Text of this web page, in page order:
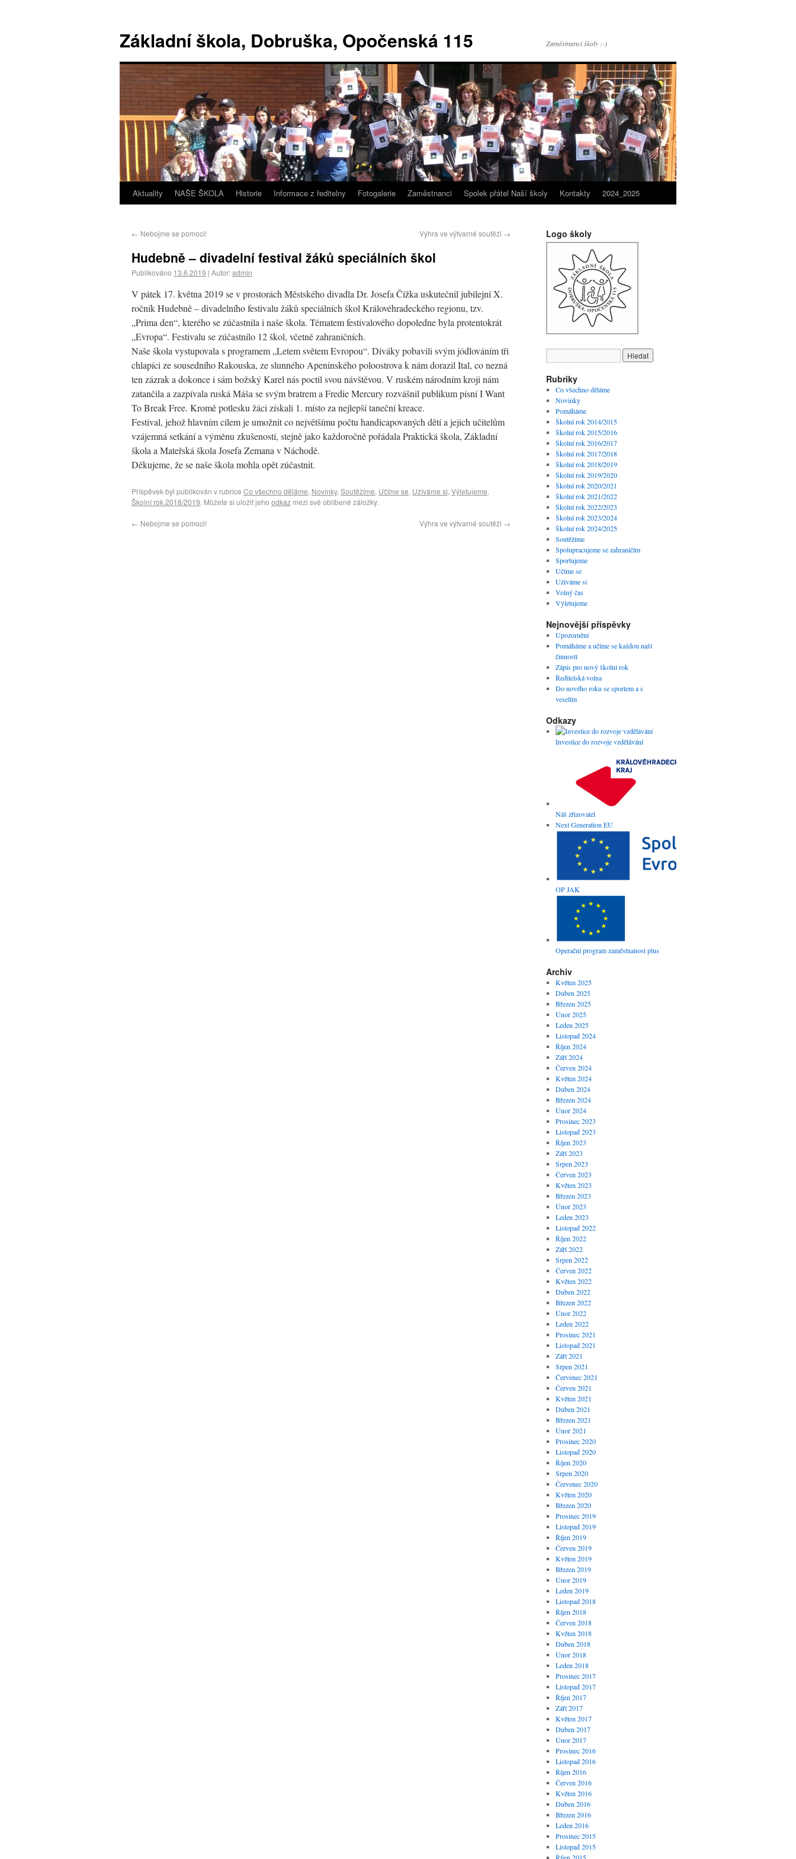
Základní škola, Dobruška, Opočenská 115 Zaměstnanci školy :-)
Aktuality NAŠE ŠKOLA Historie Informace z ředitelny Fotogalerie Zaměstnanci Spolek přátel Naší školy Kontakty 2024_2025
← Nebojme se pomoci! Výhra ve výtvarné soutěži →
Hudebně – divadelní festival žáků speciálních škol
Publikováno 13.6.2019 | Autor:admin
V pátek 17. května 2019 se v prostorách Městského divadla Dr. Josefa Čížka uskutečnil jubilejní X.
ročník Hudebně – divadelního festivalu žáků speciálních škol Královéhradeckého regionu, tzv.
„Prima den“, kterého se zúčastnila i naše škola. Tématem festivalového dopoledne byla protentokrát
„Evropa“. Festivalu se zúčastnilo 12 škol, včetně zahraničních.
Naše škola vystupovala s programem „Letem světem Evropou“. Diváky pobavili svým jódlováním tři
chlapíci ze sousedního Rakouska, ze slunného Apeninského poloostrova k nám dorazil Ital, co nezná
ten zázrak a dokonce i sám božský Karel nás poctil svou návštěvou. V ruském národním kroji nám
zatančila a zazpívala ruská Máša se svým bratrem a Fredie Mercury rozvášnil publikum písní I Want
To Break Free. Kromě potlesku žáci získali 1. místo za nejlepší taneční kreace.
Festival, jehož hlavním cílem je umožnit co největšímu počtu handicapovaných dětí a jejich učitelům
vzájemná setkání a výměnu zkušeností, stejně jako každoročně pořádala Praktická škola, Základní
škola a Mateřská škola Josefa Zemana v Náchodě.
Děkujeme, že se naše škola mohla opět zúčastnit.
Příspěvek byl publikován v rubrice Co všechno děláme, Novinky, Soutěžíme, Učíme se, Užíváme si, Výletujeme,
Školní rok 2018/2019. Můžete si uložit jeho odkaz mezi své oblíbené záložky.
← Nebojme se pomoci! Výhra ve výtvarné soutěži →
Logo školy
Rubriky
Co všechno děláme
Novinky
Pomáháme
Školní rok 2014/2015
Školní rok 2015/2016
Školní rok 2016/2017
Školní rok 2017/2018
Školní rok 2018/2019
Školní rok 2019/2020
Školní rok 2020/2021
Školní rok 2021/2022
Školní rok 2022/2023
Školní rok 2023/2024
Školní rok 2024/2025
Soutěžíme
Spolupracujeme se zahraničím
Sportujeme
Učíme se
Užíváme si
Volný čas
Výletujeme
Nejnovější příspěvky
Upozornění
Pomáháme a učíme se každou naší
činností
Zápis pro nový školní rok
Ředitelská volna
Do nového roku se sportem a s
veselím
Odkazy
Investice do rozvoje vzdělávání
Náš zřizovatel
Next Generation EU
OP JAK
Operační program zaměstnanost plus
Archiv
Květen 2025
Duben 2025
Březen 2025
Únor 2025
Leden 2025
Listopad 2024
Říjen 2024
Září 2024
Červen 2024
Květen 2024
Duben 2024
Březen 2024
Únor 2024
Prosinec 2023
Listopad 2023
Říjen 2023
Září 2023
Srpen 2023
Červen 2023
Květen 2023
Březen 2023
Únor 2023
Leden 2023
Listopad 2022
Říjen 2022
Září 2022
Srpen 2022
Červen 2022
Květen 2022
Duben 2022
Březen 2022
Únor 2022
Leden 2022
Prosinec 2021
Listopad 2021
Září 2021
Srpen 2021
Červenec 2021
Červen 2021
Květen 2021
Duben 2021
Březen 2021
Únor 2021
Prosinec 2020
Listopad 2020
Říjen 2020
Srpen 2020
Červenec 2020
Květen 2020
Březen 2020
Prosinec 2019
Listopad 2019
Říjen 2019
Červen 2019
Květen 2019
Březen 2019
Únor 2019
Leden 2019
Listopad 2018
Říjen 2018
Červen 2018
Květen 2018
Duben 2018
Únor 2018
Leden 2018
Prosinec 2017
Listopad 2017
Říjen 2017
Září 2017
Květen 2017
Duben 2017
Únor 2017
Prosinec 2016
Listopad 2016
Říjen 2016
Červen 2016
Květen 2016
Duben 2016
Březen 2016
Leden 2016
Prosinec 2015
Listopad 2015